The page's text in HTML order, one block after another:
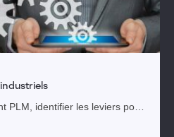
PLM, identifier les leviers pour